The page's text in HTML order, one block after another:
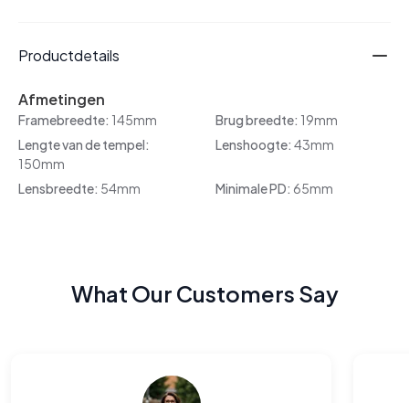
Productdetails
Afmetingen
Framebreedte: 145mm Brug breedte: 19mm
Lengte van de tempel:
150mm
Lenshoogte: 43mm
Lensbreedte: 54mm Minimale PD: 65mm
What Our Customers Say